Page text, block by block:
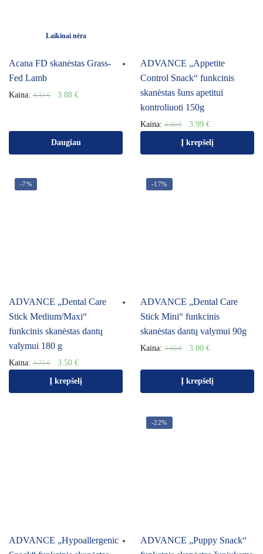
Laikinai nėra
Acana FD skanėstas Grass-
Fed Lamb
Kaina: 4.32€ 3.88 €
Daugiau
ADVANCE „Appetite
Control Snack“ funkcinis
skanėstas šuns apetitui
kontroliuoti 150g
Kaina: 4.40€ 3.99 €
Į krepšelį
-7%
ADVANCE „Dental Care
Stick Medium/Maxi“
funkcinis skanėstas dantų
valymui 180 g
Kaina: 3.75€ 3.50 €
Į krepšelį
-17%
ADVANCE „Dental Care
Stick Mini“ funkcinis
skanėstas dantų valymui 90g
Kaina: 3.60€ 3.00 €
Į krepšelį
ADVANCE „Hypoallergenic
-22%
ADVANCE „Puppy Snack“